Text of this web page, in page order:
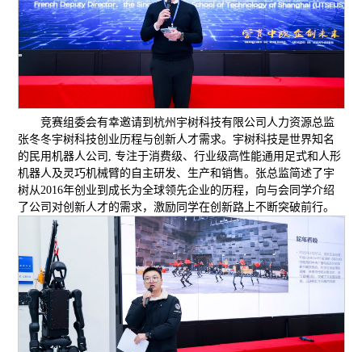
竞赛组委会有幸邀请到杭州宇树科技有限公司人力资源总监
张冬冬宇树科技创业历程与创新人才需求。宇树科技是世界知名
的民用机器人公司, 专注于消费级、行业级高性能通用足式和人形
机器人及灵巧机械臂的自主研发、生产和销售。张总监简述了宇
树从2016年创业到成长为全球领先企业的历程，向与会同学介绍
了公司对创新人才的需求，激励同学在创新路上不断突破前行。